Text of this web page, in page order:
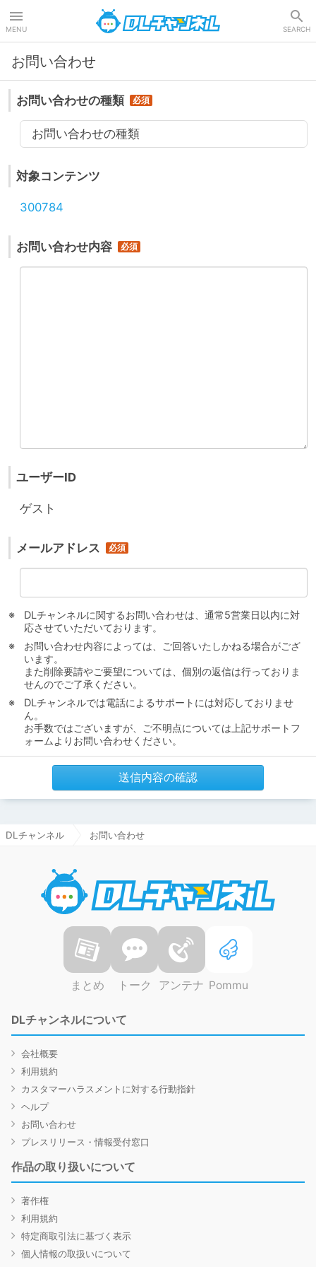
MENU SEARCH
お問い合わせ
お問い合わせの種類
お問い合わせの種類
対象コンテンツ
300784
お問い合わせ内容
ユーザーID
ゲスト
メールアドレス
DLチャンネルに関するお問い合わせは、通常5営業日以内に対
応させていただいております。
お問い合わせ内容によっては、ご回答いたしかねる場合がござ
います。
また削除要請やご要望については、個別の返信は行っておりま
せんのでご了承ください。
DLチャンネルでは電話によるサポートには対応しておりませ
ん。
お手数ではございますが、ご不明点については上記サポートフ
ォームよりお問い合わせください。
送信内容の確認
DLチャンネル お問い合わせ
まとめ トーク アンテナ Pommu
DLチャンネルについて
会社概要
利用規約
カスタマーハラスメントに対する行動指針
ヘルプ
お問い合わせ
プレスリリース・情報受付窓口
作品の取り扱いについて
著作権
利用規約
特定商取引法に基づく表示
個人情報の取扱いについて